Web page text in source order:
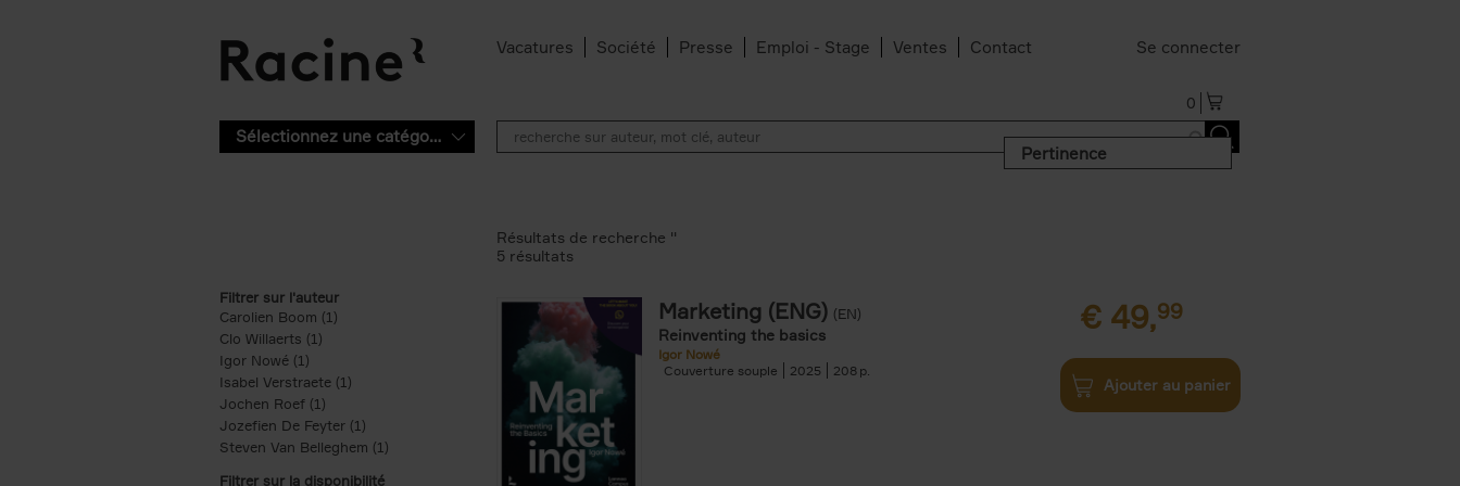
Vacatures Société Presse Emploi - Stage Ventes Contact Se connecter
0
Sélectionnez une catégorie
Pertinence
Filtrer sur l'auteur
Carolien Boom (1)
Clo Willaerts (1)
Igor Nowé (1)
Isabel Verstraete (1) Apply Isabel Verstraete filter
Jochen Roef (1)
Jozefien De Feyter (1) Apply Jozefien De Feyter filter
Steven Van Belleghem (1) Apply Steven Van Belleghem filter
Filtrer sur la disponibilité
Résultats de recherche ''
5 résultats
Marketing (ENG) (EN)
Reinventing the basics
Igor Nowé
Couverture souple
2025 208
€ 49,99
Ajouter au panier